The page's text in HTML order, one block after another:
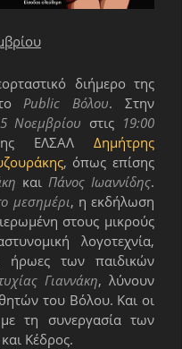
διήμερο της
Public Βόλου. Στην
Νοεμβρίου στις 19:00
ΕΛΣΑΛ Δημήτρης
, όπως επίσης
και Πάνος Ιωαννίδης.
μεσημέρι, η εκδήλωση
στους μικρούς
λογοτεχνία,
ήρωες των παιδικών
Γιαννάκη, λύνουν
του Βόλου. Και οι
τη συνεργασία των
Κέδρος.